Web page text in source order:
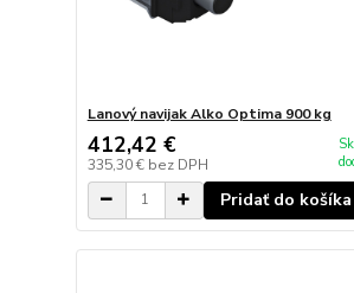
Lanový navijak Alko Optima 900 kg
412,42 €
335,30 € bez DPH
Pridať do košíka